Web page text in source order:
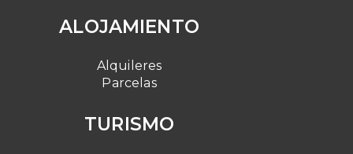
ALOJAMIENTO
Alquileres
Parcelas
TURISMO